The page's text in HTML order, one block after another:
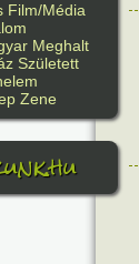
Film/Média
Meghalt
Született
Zene